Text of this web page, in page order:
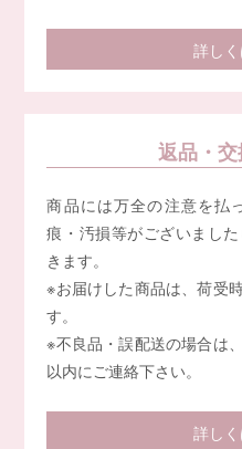
詳し
返品・
商品には万全の注意を払
痕・汚損等がございまし
きます。
※お届けした商品は、荷受
す。
※不良品・誤配送の場合は
以内にご連絡下さい。
詳し